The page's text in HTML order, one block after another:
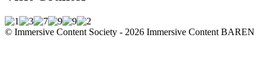
© Immersive Content Society - 2026 Immersive Content BAREN